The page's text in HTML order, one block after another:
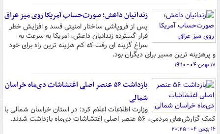
زندانیان داعش؛ صورت‌حساب آمریکا روی میز عراق
پس از فروپاشی ساختار امنیتی قسد و افزایش خطر
فرار گسترده زندانیان داعش، امریکا به سرعت به
سراغ گزینه ای رفت که کم هزینه ترین راه برای خود
و پرهزینه ترین مسیر برای دیگران بود.
۱۷ بهمن ۰۴ - ۱۹:۱۰
بازداشت ۵۶ عنصر اصلی اغتشاشات دی‌ماه خراسان
شمالی
وزارت اطلاعات اعلام کرد: در استان خراسان شمالی با
کمک گزارش‌های مردمی، ۵۶ عنصر اصلی اغتشاشات دی‌ماه بازداشت شدند.
۱۶ بهمن ۰۴ - ۲۰:۲۵